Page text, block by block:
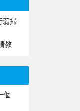
弱掃
教
個